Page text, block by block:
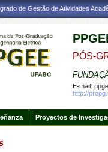
de Gestão de Atividades
PÓS-
E-mail:
http://
Proyectos de